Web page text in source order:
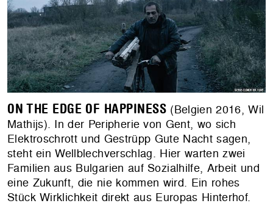
ON THE EDGE OF HAPPINESS (Belgien 2016, Wil
Mathijs). In der Peripherie von Gent, wo sich
Elektroschrott und Gestrüpp Gute Nacht sagen,
steht ein Wellblechverschlag. Hier warten zwei
Familien aus Bulgarien auf Sozialhilfe, Arbeit und
eine Zukunft, die nie kommen wird. Ein rohes
Stück Wirklichkeit direkt aus Europas Hinterhof.